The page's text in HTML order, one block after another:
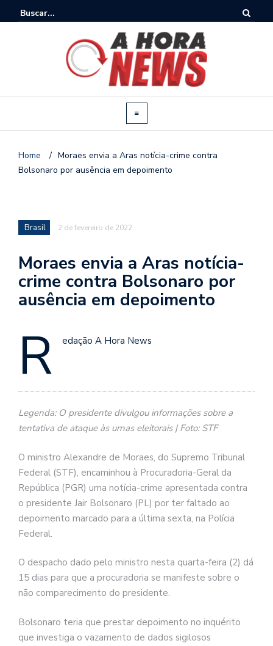
Home / Moraes envia a Aras notícia-crime contra
Bolsonaro por ausência em depoimento
Brasil 2 de fevereiro de 2022
Moraes envia a Aras notícia-
crime contra Bolsonaro por
ausência em depoimento
R edação A Hora News
Legenda: O presidente divulgou informações sobre a
tentativa de ataque às urnas eleitorais | Foto: STF
O ministro Alexandre de Moraes, do Supremo Tribunal
Federal (STF), encaminhou à Procuradoria-Geral da
República (PGR) uma notícia-crime apresentada contra
o presidente Jair Bolsonaro (PL) por ter faltado ao
depoimento marcado para a última sexta, na Polícia
Federal.
O despacho dado pelo ministro nesta quarta-feira (2) dá
15 dias para que a procuradoria se manifeste sobre o
não comparecimento do presidente.
Bolsonaro teria que prestar depoimento no inquérito
que investiga o vazamento de dados sigilosos